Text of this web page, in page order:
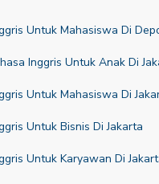
Untuk Mahasiswa Di
Inggris Untuk Anak Di
Untuk Mahasiswa Di
Untuk Bisnis Di Jakarta
Untuk Karyawan Di